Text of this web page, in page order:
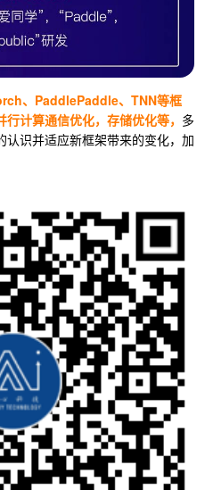
、PaddlePaddle、TNN等框
计算通信优化，存储优化等， 多
识并适应新框架带来的变化，加